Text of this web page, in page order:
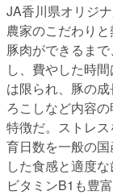
JA香川県オリジ
農家のこだわり
豚肉ができるま
し、費やした時
は限られ、豚の
ろこしなど内容
特徴だ。ストレ
育日数を一般の
した食感と適度
ビタミンB1も豊富